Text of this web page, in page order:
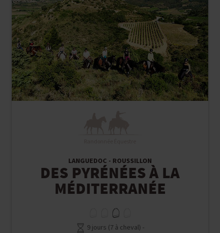
LANGUEDOC - ROUSSILLON
DES PYRÉNÉES À LA
MÉDITERRANÉE
9 jours (7 à cheval) -